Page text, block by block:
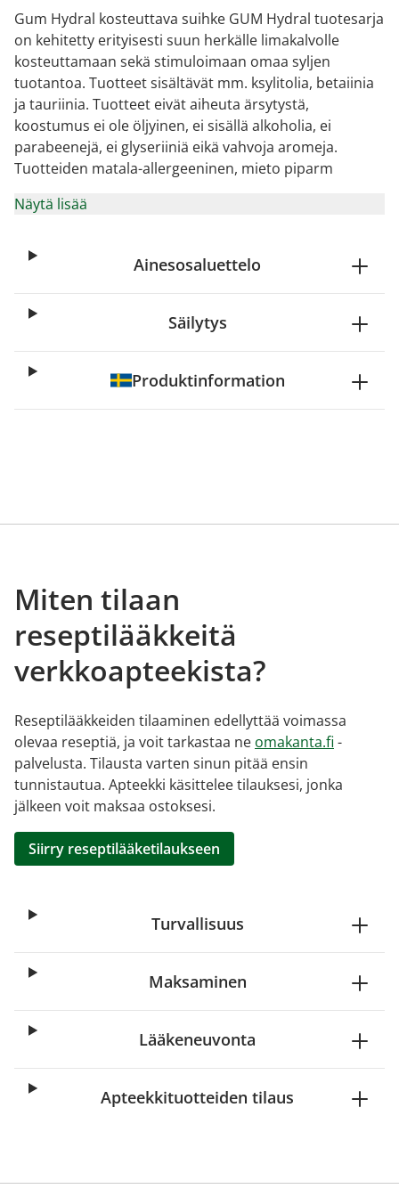
Gum Hydral kosteuttava suihke GUM Hydral tuotesarja
on kehitetty erityisesti suun herkälle limakalvolle
kosteuttamaan sekä stimuloimaan omaa syljen
tuotantoa. Tuotteet sisältävät mm. ksylitolia, betaiinia
ja tauriinia. Tuotteet eivät aiheuta ärsytystä,
koostumus ei ole öljyinen, ei sisällä alkoholia, ei
parabeenejä, ei glyseriiniä eikä vahvoja aromeja.
Tuotteiden matala-allergeeninen, mieto piparm
Näytä lisää
Ainesosaluettelo
Säilytys
Produktinformation
Miten tilaan
reseptilääkkeitä
verkkoapteekista?
Reseptilääkkeiden tilaaminen edellyttää voimassa
olevaa reseptiä, ja voit tarkastaa ne omakanta.fi -
palvelusta. Tilausta varten sinun pitää ensin
tunnistautua. Apteekki käsittelee tilauksesi, jonka
jälkeen voit maksaa ostoksesi.
Siirry reseptilääketilaukseen
Turvallisuus
Maksaminen
Lääkeneuvonta
Apteekkituotteiden tilaus